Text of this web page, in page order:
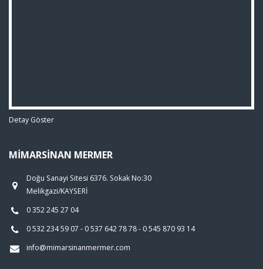
Detay Göster
MIMARSINAN MERMER
Doğu Sanayi Sitesi 6376. Sokak No:30
Melikgazi/KAYSERİ
0 352 245 27 04
0 532 234 59 07 - 0 537 642 78 78 - 0 545 870 93 14
info@mimarsinanmermer.com